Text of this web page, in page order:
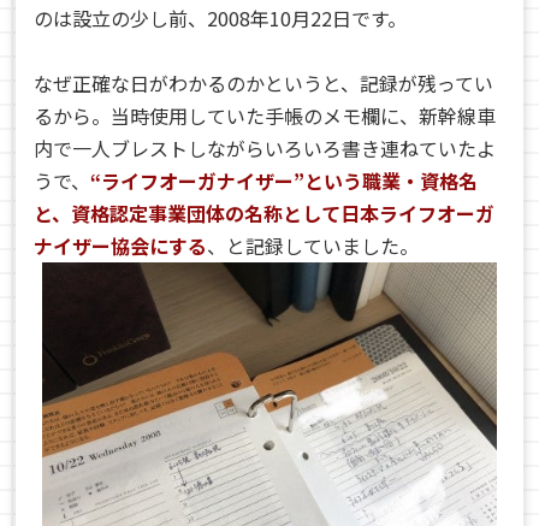
のは設立の少し前、2008年10月22日です。
なぜ正確な日がわかるのかというと、記録が残ってい
るから。当時使用していた手帳のメモ欄に、新幹線車
内で一人ブレストしながらいろいろ書き連ねていたよ
うで、“ライフオーガナイザー”という職業・資格名
と、資格認定事業団体の名称として日本ライフオーガ
ナイザー協会にする、と記録していました。